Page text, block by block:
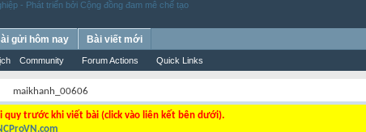
Community Forum Actions Quick Links
gửi hôm nay Bài viết mới
maikhanh_00606
quy trước khi viết bài (click vào liên kết bên dưới).